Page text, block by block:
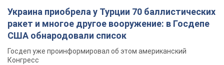
Украина приобрела у Турции 70 баллистических
ракет и многое другое вооружение: в Госдепе
США обнародовали список
Госдеп уже проинформировал об этом американский
Конгресс